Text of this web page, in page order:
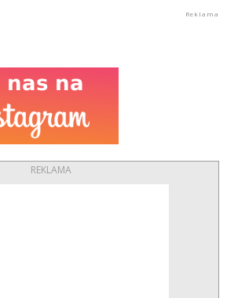
REKLAMA